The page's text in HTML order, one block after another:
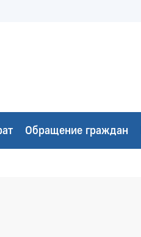
Обращение граждан